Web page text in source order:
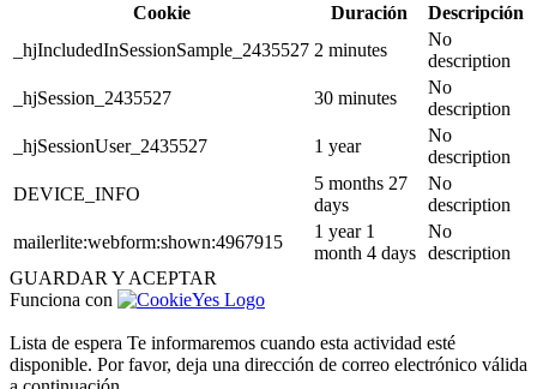
Cookie
Duración
Descripción
_hjIncludedInSessionSample_2435527 2 minutes
No
description
_hjSession_2435527
30 minutes
No
description
_hjSessionUser_2435527
1 year
No
description
DEVICE_INFO
5 months 27
days
No
description
mailerlite:webform:shown:4967915
1 year 1
month 4 days
No
description
GUARDAR Y ACEPTAR
Funciona con
Lista de espera Te informaremos cuando esta actividad esté
disponible. Por favor, deja una dirección de correo electrónico válida